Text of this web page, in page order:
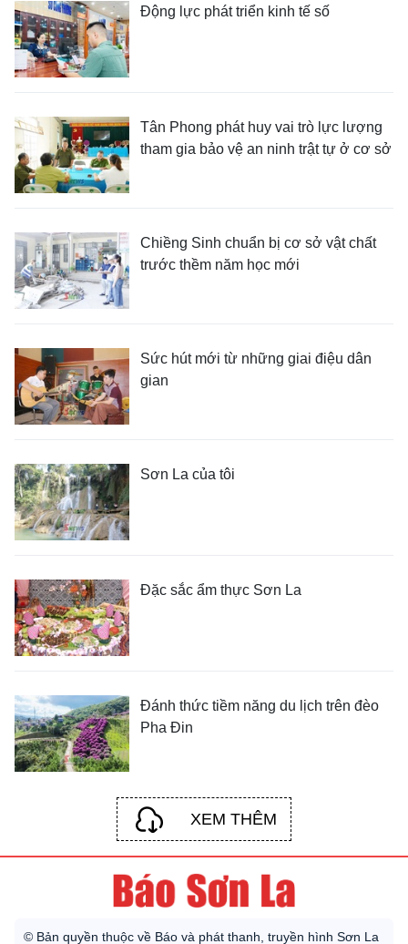
Động lực phát triển kinh tế số
Tân Phong phát huy vai trò lực lượng
tham gia bảo vệ an ninh trật tự ở cơ sở
Chiềng Sinh chuẩn bị cơ sở vật chất
trước thềm năm học mới
Sức hút mới từ những giai điệu dân
gian
Sơn La của tôi
Đặc sắc ẩm thực Sơn La
Đánh thức tiềm năng du lịch trên đèo
Pha Đin
XEM THÊM
© Bản quyền thuộc về Báo và phát thanh, truyền hình Sơn La